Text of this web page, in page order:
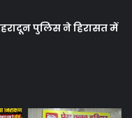
पुलिस ने हिरासत में